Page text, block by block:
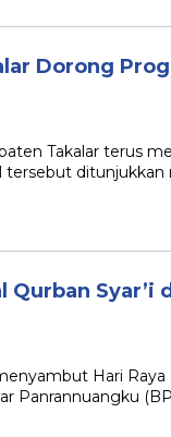
Dorong
Takalar terus
ditunjukkan
Qurban Syar’i
Hari Raya
Panrannuangku